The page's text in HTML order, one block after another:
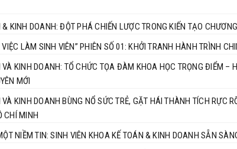
& KINH DOANH: ĐỘT PHÁ CHIẾN LƯỢC TRONG KIẾN TẠO
LÀM SINH VIÊN” PHIÊN SỐ 01: KHỞI TRANH HÀNH TRÌNH
VÀ KINH DOANH: TỔ CHỨC TỌA ĐÀM KHOA HỌC TRỌNG ĐIỂM –
MỚI
KINH DOANH BÙNG NỔ SỨC TRẺ, GẶT HÁI THÀNH TÍCH RỰC
CHÍ MINH
NIỀM TIN: SINH VIÊN KHOA KẾ TOÁN & KINH DOANH SẴN